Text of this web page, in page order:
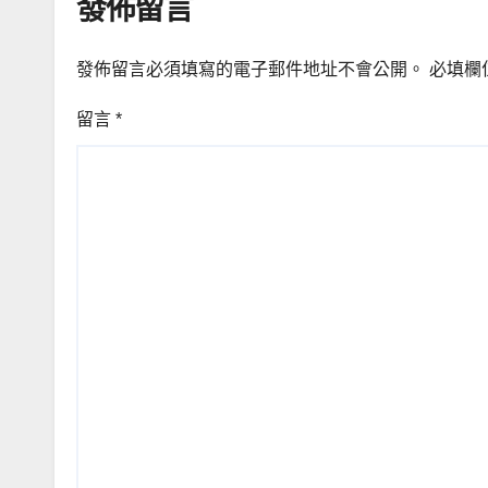
發佈留言
發佈留言必須填寫的電子郵件地址不會公開。 必填欄
留言 *